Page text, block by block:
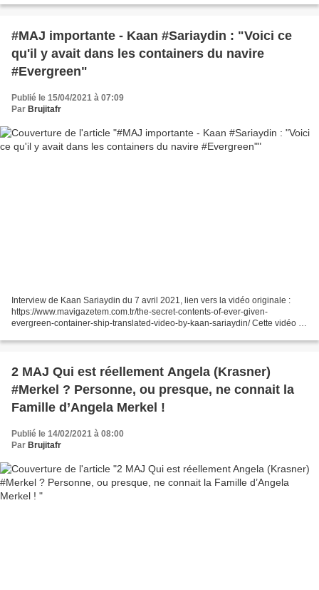
#MAJ importante - Kaan #Sariaydin : "Voici ce
qu'il y avait dans les containers du navire
#Evergreen"
Publié le 15/04/2021 à 07:09
Par Brujitafr
Interview de Kaan Sariaydin du 7 avril 2021, lien vers la vidéo originale :
https://www.mavigazetem.com.tr/the-secret-contents-of-ever-given-
evergreen-container-ship-translated-video-by-kaan-sariaydin/ Cette vidéo a
2 MAJ Qui est réellement Angela (Krasner)
#Merkel ? Personne, ou presque, ne connait la
Famille d’Angela Merkel !
Publié le 14/02/2021 à 08:00
Par Brujitafr